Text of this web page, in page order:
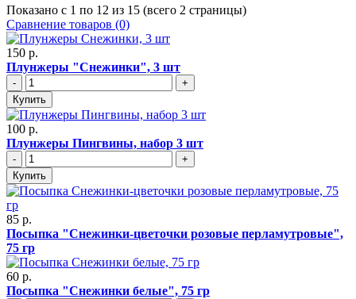
Показано с 1 по 12 из 15 (всего 2 страницы)
Сравнение товаров (0)
150 р.
Плунжеры "Снежинки", 3 шт
-
+
Купить
100 р.
Плунжеры Пингвины, набор 3 шт
-
+
Купить
85 р.
Посыпка "Снежинки-цветочки розовые перламутровые",
75 гр
60 р.
Посыпка "Снежинки белые", 75 гр